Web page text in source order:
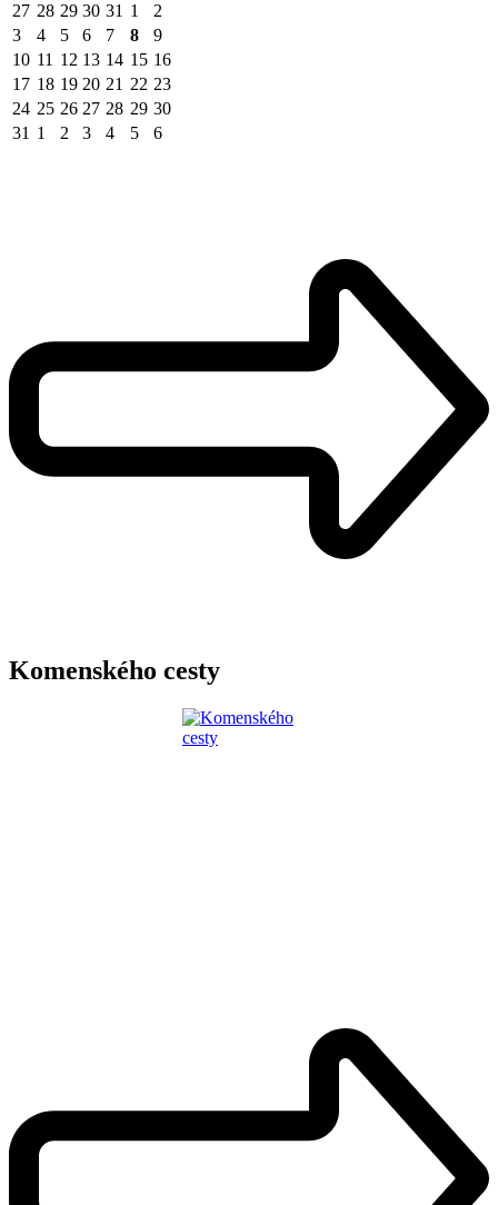
27 28 29 30 31 1
2
3
4 5 6 7 8
9
10 11 12 13 14 15 16
17 18 19 20 21 22 23
24 25 26 27 28 29 30
31 1 2 3 4 5 6
Komenského cesty